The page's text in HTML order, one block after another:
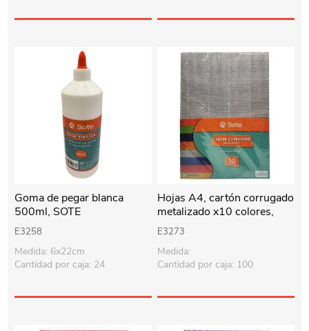
Goma de pegar blanca
500ml, SOTE
E3258
Medida: 6x22cm
Cantidad por caja: 24
Hojas A4, cartón corrugado
metalizado x10 colores,
SOTE
E3273
Medida:
Cantidad por caja: 100